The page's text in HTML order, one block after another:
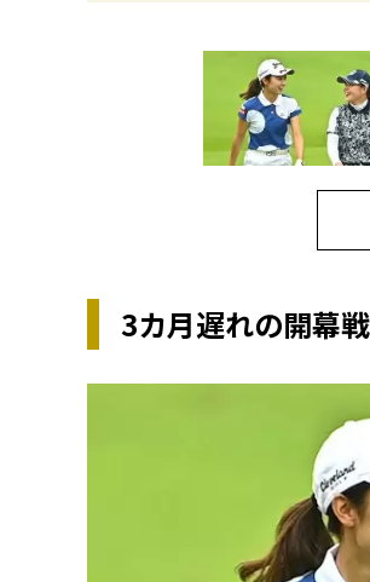
3カ月遅れの開幕